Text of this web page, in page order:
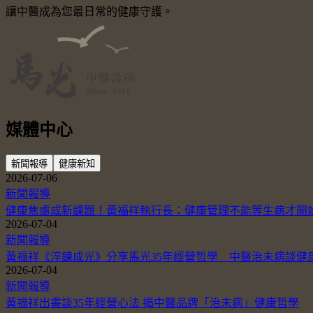
讓中醫成為您最日常的健康守護。
媒體中心
新聞報導 健康新知
2026-07-06
新聞報導
健康焦慮成新課題！黃福祥執行長：健康管理不能等生病才開
2026-07-04
新聞報導
黃福祥《淬鍊成光》分享馬光35年經營哲學 中醫治未病談健
2026-07-04
新聞報導
黃福祥出書談35年經營心法 揭中醫品牌「治未病」健康哲學